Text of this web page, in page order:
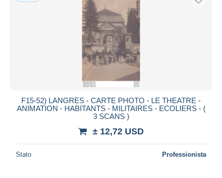
F15-52) LANGRES - CARTE PHOTO - LE THEATRE -
ANIMATION - HABITANTS - MILITAIRES - ECOLIERS - (
3 SCANS )
± 12,72 USD
Stato Professionista